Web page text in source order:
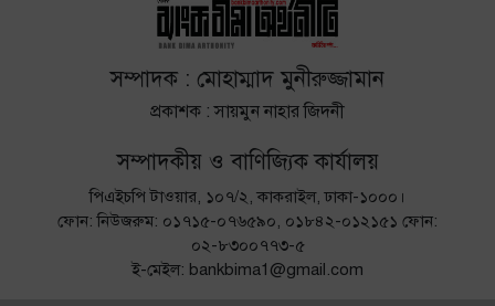
সম্পাদক : মোহাম্মাদ মুনীরুজ্জামান
প্রকাশক : সায়মুন নাহার জিদনী
সম্পাদকীয় ও বাণিজ্যিক কার্যালয়
পিএইচপি টাওয়ার, ১০৭/২, কাকরাইল, ঢাকা-১০০০।
ফোন: নিউজরুম: ০১৭১৫-০৭৬৫৯০, ০১৮৪২-০১২১৫১ ফোন:
০২-৮৩০০৭৭৩-৫
ই-মেইল: bankbima1@gmail.com